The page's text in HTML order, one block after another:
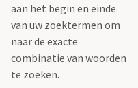
aan het begin en einde
van uw zoektermen om
naar de exacte
combinatie van woorden
te zoeken.